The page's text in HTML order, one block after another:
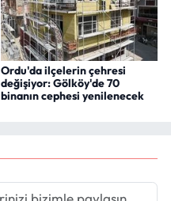
Ordu'da ilçelerin çehresi
değişiyor: Gölköy'de 70
binanın cephesi yenilenecek